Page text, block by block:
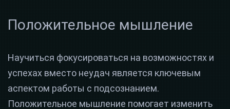
Положительное мышление
Научиться фокусироваться на возможностях и
успехах вместо неудач является ключевым
аспектом работы с подсознанием.
Положительное мышление помогает изменить